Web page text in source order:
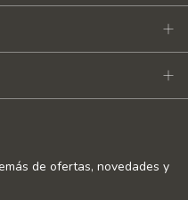
de ofertas, novedades y